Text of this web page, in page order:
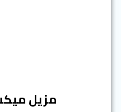
مزيل